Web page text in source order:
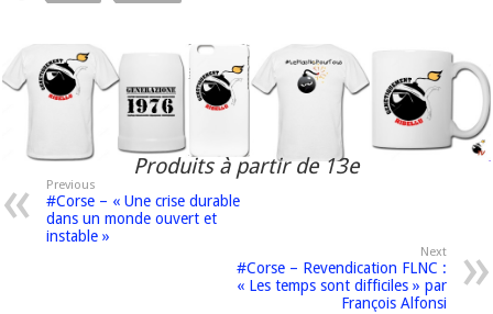
Produits à partir de 13e
Previous
#Corse – « Une crise durable
dans un monde ouvert et
instable »
Next
#Corse – Revendication FLNC :
« Les temps sont difficiles » par
François Alfonsi